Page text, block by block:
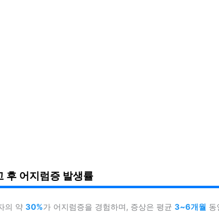
후 어지럼증 발생률
의 약 30%가 어지럼증을 경험하며, 증상은 평균 3~6개월 동